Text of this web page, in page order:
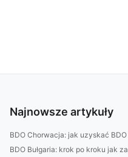
Najnowsze artykuły
BDO Chorwacja: jak uzyskać
BDO Bułgaria: krok po kroku jak